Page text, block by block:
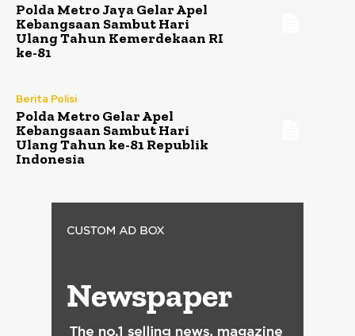
Polda Metro Jaya Gelar Apel
Kebangsaan Sambut Hari
Ulang Tahun Kemerdekaan RI
ke-81
Berita Polisi
Polda Metro Gelar Apel
Kebangsaan Sambut Hari
Ulang Tahun ke-81 Republik
Indonesia